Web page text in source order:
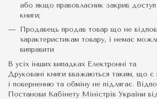
або якщо правовласник закрив
книги;
Продавець продав товар що не
характеристикам товару, і немає
виправити
В усіх інших випадках Електронні та
Друковані книги вважаються таким, що є
і поверненню та обміну не підлягає.
Постанови Кабінету Міністрів України